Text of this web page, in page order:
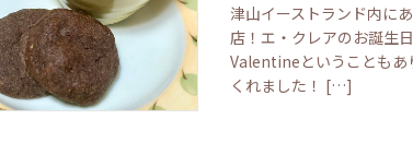
津山イーストランド内に
店！エ・クレアのお誕生
Valentineということもあ
くれました！ […]